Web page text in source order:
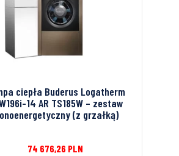
ciepła Buderus Logatherm
14 AR TS185W – zestaw
(z grzałką)
74 676,26 PLN